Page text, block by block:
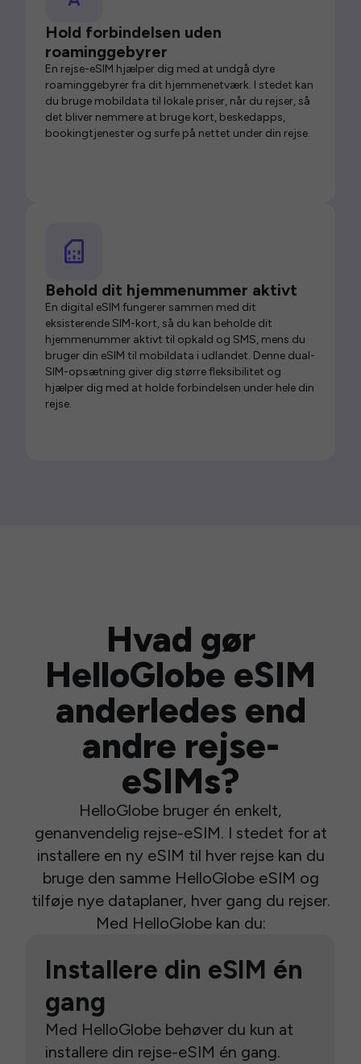
Hold forbindelsen uden
roaminggebyrer
En rejse-eSIM hjælper dig med at undgå dyre
roaminggebyrer fra dit hjemmenetværk. I stedet kan
du bruge mobildata til lokale priser, når du rejser, så
det bliver nemmere at bruge kort, beskedapps,
bookingtjenester og surfe på nettet under din rejse.
Behold dit hjemmenummer aktivt
En digital eSIM fungerer sammen med dit
eksisterende SIM-kort, så du kan beholde dit
hjemmenummer aktivt til opkald og SMS, mens du
bruger din eSIM til mobildata i udlandet. Denne dual-
SIM-opsætning giver dig større fleksibilitet og
hjælper dig med at holde forbindelsen under hele din
rejse.
Hvad gør
HelloGlobe eSIM
anderledes end
andre rejse-
eSIMs?
HelloGlobe bruger én enkelt,
genanvendelig rejse-eSIM. I stedet for at
installere en ny eSIM til hver rejse kan du
bruge den samme HelloGlobe eSIM og
tilføje nye dataplaner, hver gang du rejser.
Med HelloGlobe kan du:
Installere din eSIM én
gang
Med HelloGlobe behøver du kun at
installere din rejse-eSIM én gang.